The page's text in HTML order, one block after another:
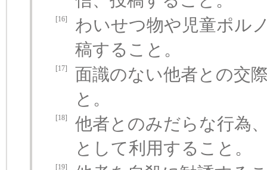
[16]
わいせつ物や児童ポル
稿すること。
[17]
面識のない他者との交
と。
[18]
他者とのみだらな行為
として利用すること。
[19]